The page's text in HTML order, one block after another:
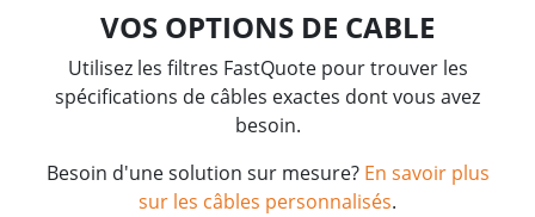
VOS OPTIONS DE CABLE
Utilisez les filtres FastQuote pour trouver les
spécifications de câbles exactes dont vous avez
besoin.
Besoin d'une solution sur mesure? En savoir plus
sur les câbles personnalisés.